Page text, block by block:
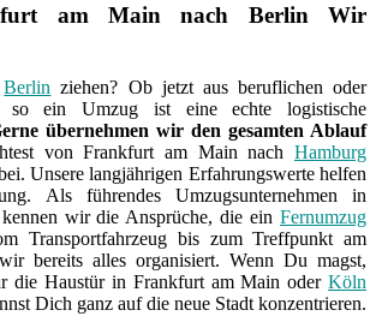
am Main nach Berlin Wir
Berlin ziehen? Ob jetzt aus beruflichen oder
so ein Umzug ist eine echte logistische
übernehmen wir den gesamten Ablauf
von Frankfurt am Main nach Hamburg
Unsere langjährigen Erfahrungswerte helfen
Als führendes Umzugsunternehmen in
wir die Ansprüche, die ein Fernumzug
Transportfahrzeug bis zum Treffpunkt am
bereits alles organisiert. Wenn Du magst,
die Haustür in Frankfurt am Main oder Köln
Dich ganz auf die neue Stadt konzentrieren.